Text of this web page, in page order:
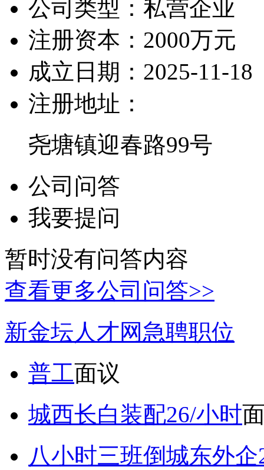
公司类型： 私营企业
注册资本： 2000万元
成立日期： 2025-11-18
注册地址：
尧塘镇迎春路99号
公司问答
我要提问
暂时没有问答内容
查看更多公司问答>>
新金坛人才网急聘职位
普工面议
城西长白装配26/小时
八小时三班倒城东外企